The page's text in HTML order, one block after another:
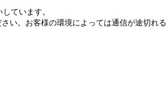
ています。
。お客様の環境によっては通信が途切れ